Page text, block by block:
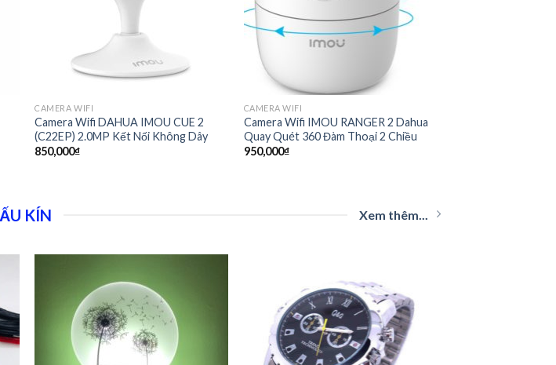
CAMERA WIFI
Camera Wifi DAHUA IMOU CUE 2
(C22EP) 2.0MP Kết Nối Không Dây
850,000₫
CAMERA WIFI
Camera Wifi IMOU RANGER 2 Dahua
Quay Quét 360 Đàm Thoại 2 Chiều
950,000₫
KÍN Xem thêm...